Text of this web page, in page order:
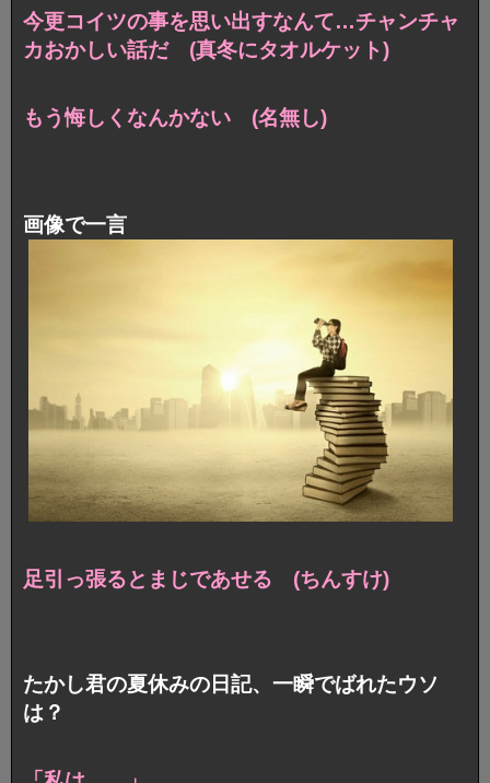
今更コイツの事を思い出すなんて…チャンチャ
カおかしい話だ (真冬にタオルケット)
もう悔しくなんかない (名無し)
画像で一言
足引っ張るとまじであせる (ちんすけ)
たかし君の夏休みの日記、一瞬でばれたウソ
は？